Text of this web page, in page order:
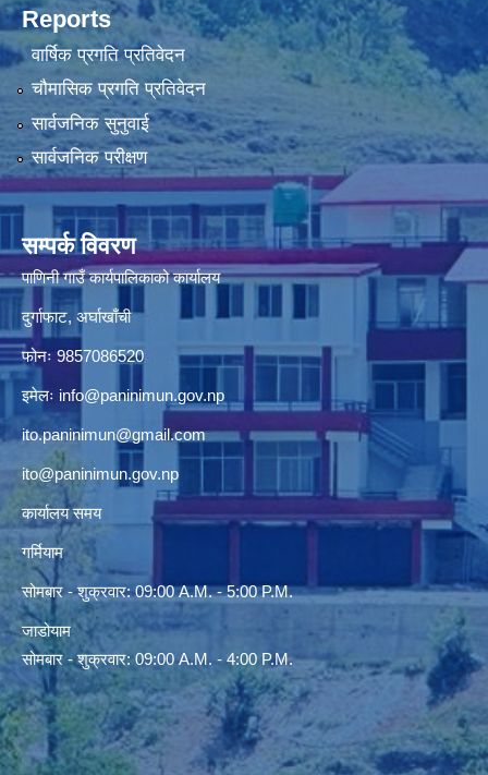
Reports
वार्षिक प्रगति प्रतिवेदन
चौमासिक प्रगति प्रतिवेदन
सार्वजनिक सुनुवाई
सार्वजनिक परीक्षण
सम्पर्क विवरण
पाणिनी गाउँ कार्यपालिकाको कार्यालय
दुर्गाफाट, अर्घाखाँची
फोनः 9857086520
इमेलः info@paninimun.gov.np
ito.paninimun@gmail.com
ito@paninimun.gov.np
कार्यालय समय
गर्मियाम
सोमबार - शुक्रवार: 09:00 A.M. - 5:00 P.M.
जाडोयाम
सोमबार - शुक्रवार: 09:00 A.M. - 4:00 P.M.